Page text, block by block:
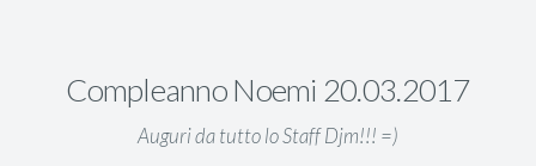
Compleanno Noemi 20.03.2017
Auguri da tutto lo Staff Djm!!! =)